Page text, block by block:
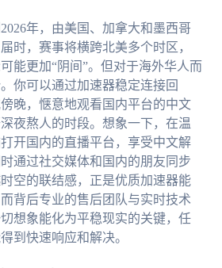
年，由美国、加拿大和墨西哥
时，赛事将横跨北美多个时区，
能更加“阴间”。但对于海外华人而
你可以通过加速器稳定连接回
晚，惬意地观看国内平台的中文
夜熬人的时段。想象一下，在温
开国内的直播平台，享受中文解
通过社交媒体和国内的朋友同步
空的联结感，正是优质加速器能
背后专业的售后团队与实时技术
想象能化为平稳现实的关键，任
到快速响应和解决。